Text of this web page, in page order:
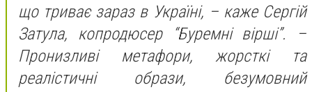
що триває зараз в Україні, – каже Сергій
Затула, копродюсер “Буремні вірші”. –
Пронизливі метафори, жорсткі та
реалістичні образи, безумовний